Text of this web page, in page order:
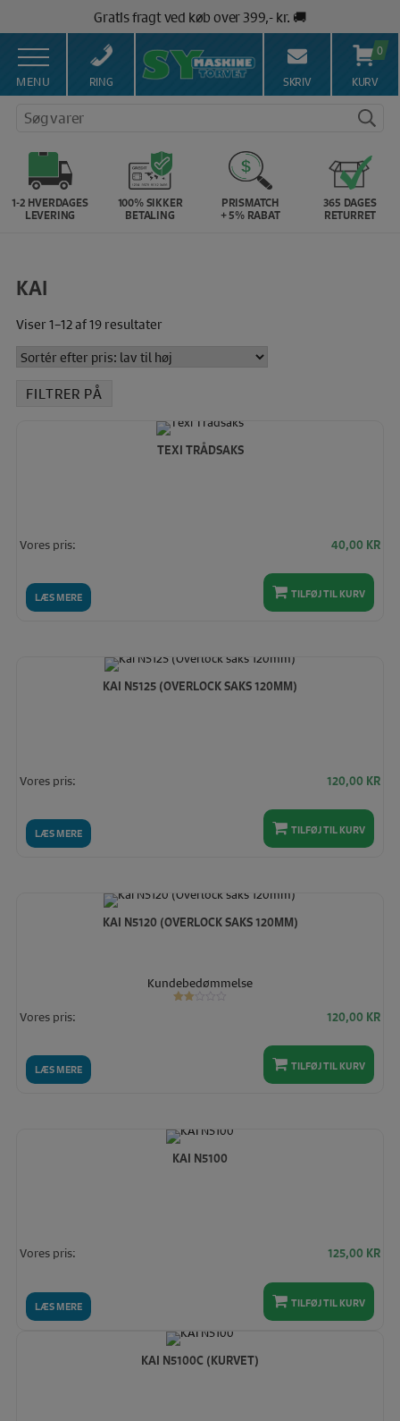
indholdet
Gratis fragt ved køb over 399,- kr. 🚚
Salg af symaskiner siden 1967 🥇
100% Dansk hjemmeside 👍
Brug for hjælp? Ring på 43 44 45 15 ☎️
Vi matcher alle danske priser 💰
MENU RING SKRIV
0
KURV
Søg varer
1-2 HVERDAGES
LEVERING
100% SIKKER
BETALING
PRISMATCH
+ 5% RABAT
365 DAGES
RETURRET
KAI
Viser 1–12 af 19 resultaterSorteret
efter
pris:
høj
FILTRER PÅ
TEXI TRÅDSAKS
LÆS MERE
Vores pris: 40,00 KR
TILFØJ TIL KURV
KAI N5125 (OVERLOCK SAKS 120MM)
LÆS MERE
Vores pris: 120,00 KR
TILFØJ TIL KURV
KAI N5120 (OVERLOCK SAKS 120MM)
Kundebedømmelse
LÆS MERE
Vores pris: 120,00 KR
TILFØJ TIL KURV
KAI N5100
LÆS MERE
Vores pris: 125,00 KR
TILFØJ TIL KURV
KAI N5100C (KURVET)